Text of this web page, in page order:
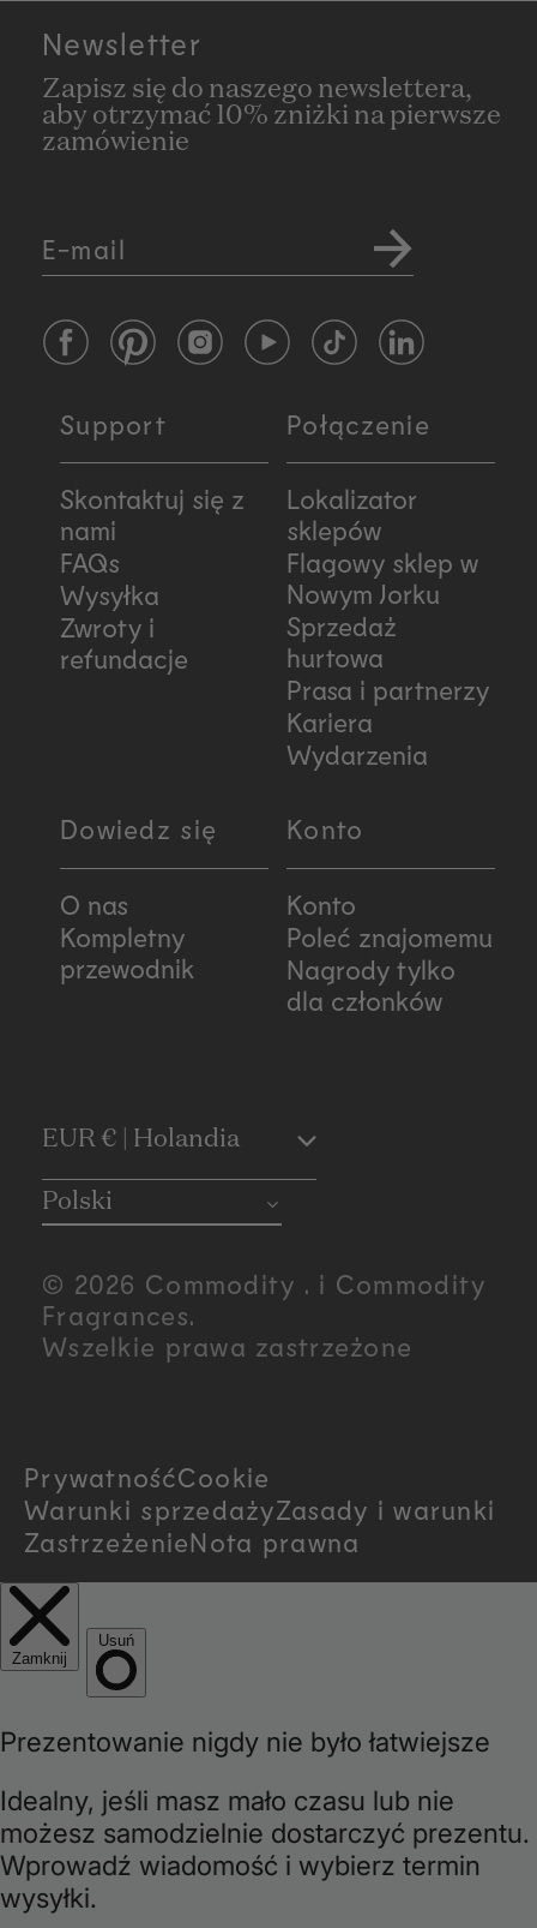
Newsletter
Zapisz się do naszego newslettera,
aby otrzymać 10% zniżki na pierwsze
zamówienie
E-mail
FacebookPinterestInstagramYouTubeTikTokLinkedIn
Support
Skontaktuj się z
nami
FAQs
Wysyłka
Zwroty i
refundacje
Połączenie
Lokalizator
sklepów
Flagowy sklep w
Nowym Jorku
Sprzedaż
hurtowa
Prasa i partnerzy
Kariera
Wydarzenia
Dowiedz się
O nas
Kompletny
przewodnik
Konto
Konto
Poleć znajomemu
Nagrody tylko
dla członków
C
o
u
n
y
/
r
e
g
i
o
n
EUR € | Holandia
Polski
© 2026 Commodity . i Commodity
Fragrances.
Wszelkie prawa zastrzeżone
PrywatnośćCookie
Warunki sprzedażyZasady i warunki
ZastrzeżenieNota prawna